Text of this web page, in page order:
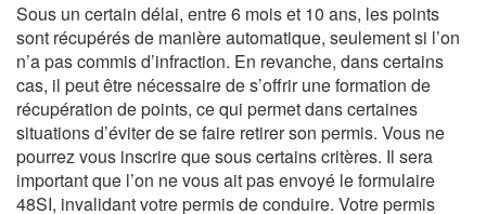
Sous un certain délai, entre 6 mois et 10 ans, les points
sont récupérés de manière automatique, seulement si l’on
n’a pas commis d’infraction. En revanche, dans certains
cas, il peut être nécessaire de s’offrir une formation de
récupération de points, ce qui permet dans certaines
situations d’éviter de se faire retirer son permis. Vous ne
pourrez vous inscrire que sous certains critères. Il sera
important que l’on ne vous ait pas envoyé le formulaire
48SI, invalidant votre permis de conduire. Votre permis